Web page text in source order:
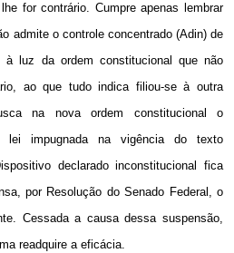
for contrário. Cumpre apenas lembrar
admite o controle concentrado (Adin) de
à luz da ordem constitucional que não
ao que tudo indica filiou-se à outra
na nova ordem constitucional o
lei impugnada na vigência do texto
declarado inconstitucional fica
por Resolução do Senado Federal, o
Cessada a causa dessa suspensão,
readquire a eficácia.